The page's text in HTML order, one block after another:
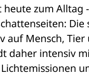
zum
auf Mensch,
daher intensiv